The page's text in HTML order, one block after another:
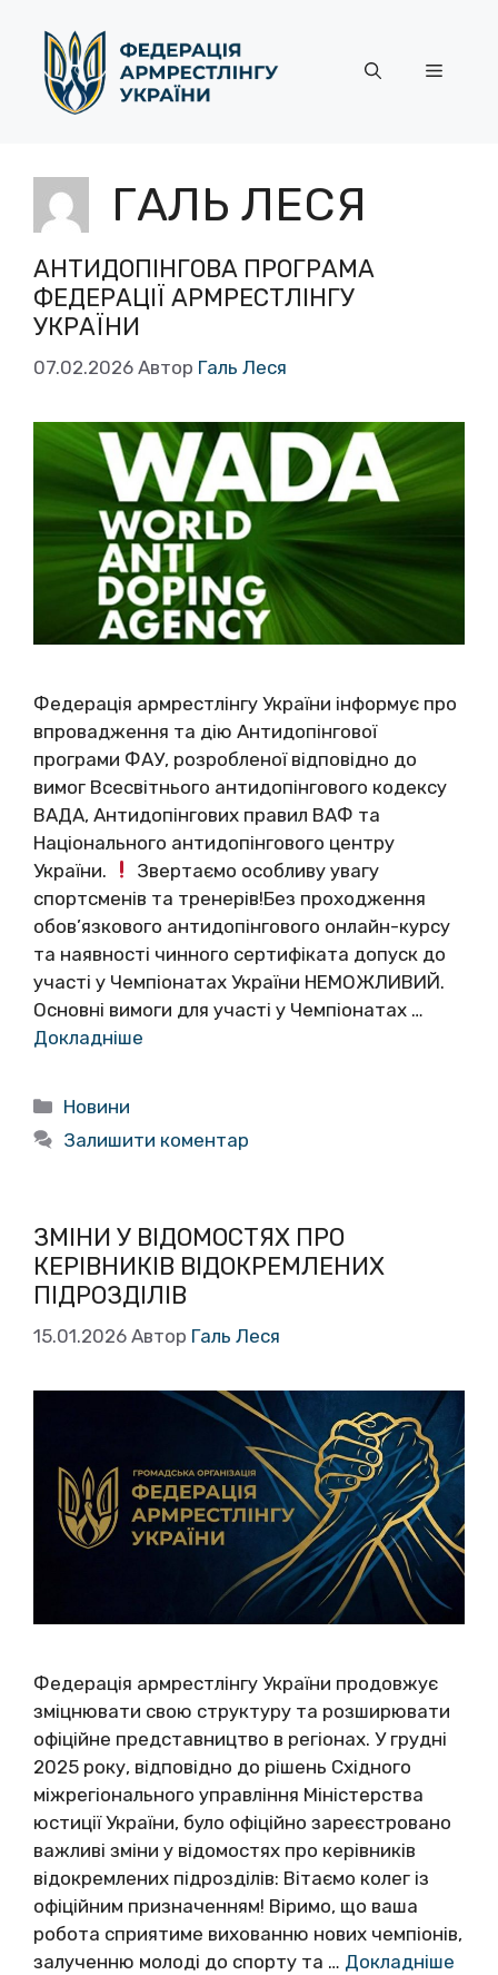
контенту
Меню
ГАЛЬ ЛЕСЯ
АНТИДОПІНГОВА ПРОГРАМА
ФЕДЕРАЦІЇ АРМРЕСТЛІНГУ
УКРАЇНИ
07.02.2026 Автор Галь Леся
Федерація армрестлінгу України інформує про
впровадження та дію Антидопінгової
програми ФАУ, розробленої відповідно до
вимог Всесвітнього антидопінгового кодексу
ВАДА, Антидопінгових правил ВАФ та
Національного антидопінгового центру
України.
Звертаємо особливу увагу
спортсменів та тренерів!Без проходження
обов’язкового антидопінгового онлайн-курсу
та наявності чинного сертифіката допуск до
участі у Чемпіонатах України НЕМОЖЛИВИЙ.
Основні вимоги для участі у Чемпіонатах …
Докладніше
Категорії
Новини
Залишити коментар
ЗМІНИ У ВІДОМОСТЯХ ПРО
КЕРІВНИКІВ ВІДОКРЕМЛЕНИХ
ПІДРОЗДІЛІВ
15.01.2026 Автор Галь Леся
Федерація армрестлінгу України продовжує
зміцнювати свою структуру та розширювати
офіційне представництво в регіонах. У грудні
2025 року, відповідно до рішень Східного
міжрегіонального управління Міністерства
юстиції України, було офіційно зареєстровано
важливі зміни у відомостях про керівників
відокремлених підрозділів: Вітаємо колег із
офіційним призначенням! Віримо, що ваша
робота сприятиме вихованню нових чемпіонів,
залученню молоді до спорту та … Докладніше